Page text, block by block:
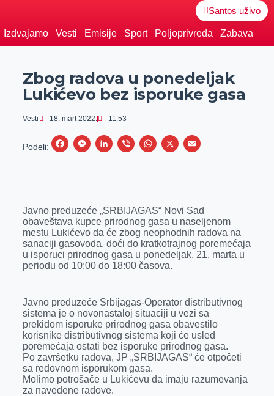
Santos uživo
Izdvajamo Vesti Emisije Sport Poljoprivreda Zabava
Zbog radova u ponedeljak
Lukićevo bez isporuke gasa
Vesti 18. mart 2022. 11:53
Podeli:
F
b
o
o
k
M
e
n
g
e
L
e
d
I
n
V
r
W
s
A
p
p
X
E
l
Javno preduzeće „SRBIJAGAS“ Novi Sad
obaveštava kupce prirodnog gasa u naseljenom
mestu Lukićevo da će zbog neophodnih radova na
sanaciji gasovoda, doći do kratkotrajnog poremećaja
u isporuci prirodnog gasa u ponedeljak, 21. marta u
periodu od 10:00 do 18:00 časova.
Javno preduzeće Srbijagas-Operator distributivnog
sistema je o novonastaloj situaciji u vezi sa
prekidom isporuke prirodnog gasa obavestilo
korisnike distributivnog sistema koji će usled
poremećaja ostati bez isporuke prirodnog gasa.
Po završetku radova, JP „SRBIJAGAS“ će otpočeti
sa redovnom isporukom gasa.
Molimo potrošače u Lukićevu da imaju razumevanja
za navedene radove.